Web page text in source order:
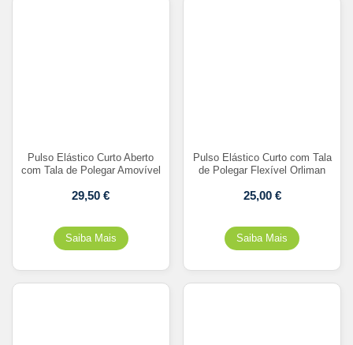
Pulso Elástico Curto Aberto
com Tala de Polegar Amovível
29,50€
Pulso Elástico Curto com Tala
de Polegar Flexível Orliman
25,00 €